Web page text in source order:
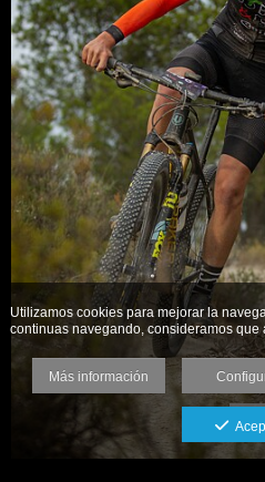
Utilizamos cookies para mejorar la
continuas navegando, consideramos que
Más información